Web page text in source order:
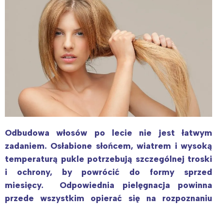
Odbudowa włosów po lecie nie jest łatwym
zadaniem. Osłabione słońcem, wiatrem i wysoką
temperaturą pukle potrzebują szczególnej troski
i ochrony, by powrócić do formy sprzed
miesięcy. Odpowiednia pielęgnacja powinna
przede wszystkim opierać się na rozpoznaniu